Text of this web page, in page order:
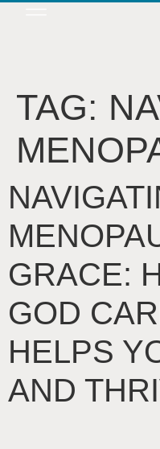
TAG:
GRACE:
GOD
HELPS
AND